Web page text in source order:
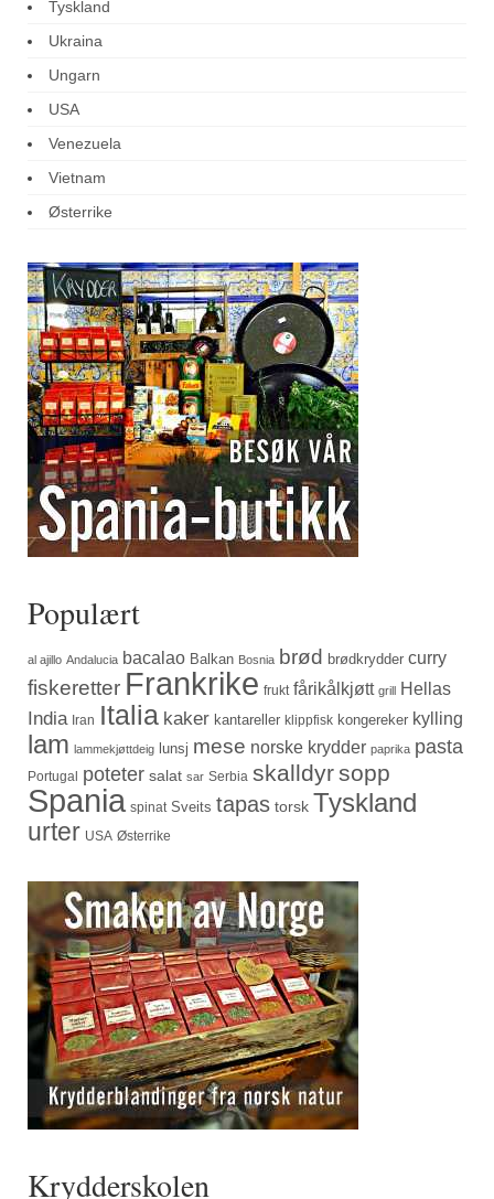
Tyskland
Ukraina
Ungarn
USA
Venezuela
Vietnam
Østerrike
Populært
al ajillo Andalucia bacalao Balkan Bosnia brød brødkrydder curry
fiskeretter Frankrike frukt fårikålkjøtt grill Hellas
India Iran Italia kaker kantareller klippfisk kongereker kylling
lam lammekjøttdeig lunsj mese norske krydder paprika pasta
Portugal poteter salat sar Serbia skalldyrsopp
Spania spinat Sveits tapas torsk Tyskland
urter USA Østerrike
Krydderskolen